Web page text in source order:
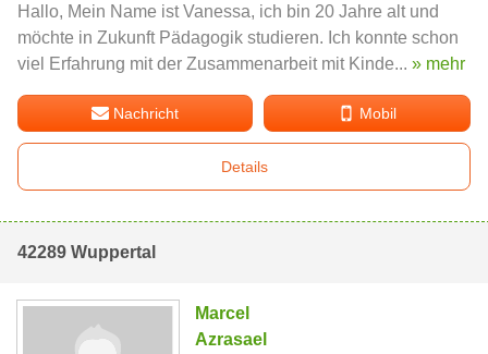
Hallo, Mein Name ist Vanessa, ich bin 20 Jahre alt und
möchte in Zukunft Pädagogik studieren. Ich konnte schon
viel Erfahrung mit der Zusammenarbeit mit Kinde... » mehr
Nachricht Mobil
Details
42289 Wuppertal
Marcel
Azrasael